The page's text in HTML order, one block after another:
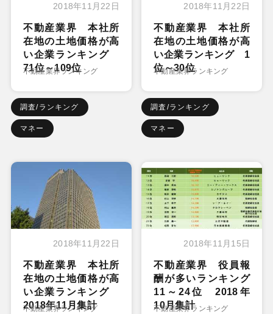
2018年11月22日
不動産業界 本社所
在地の土地価格が高
い企業ランキング
71位～109位
不動産業界ランキング
調査/ランキング
マネー
2018年11月22日
不動産業界 本社所
在地の土地価格が高
い企業ランキング 1
位～30位
不動産業界ランキング
調査/ランキング
マネー
2018年11月22日
不動産業界 本社所
在地の土地価格が高
い企業ランキング
2018年11月集計
不動産業界ランキング
2018年11月15日
不動産業界 役員報
酬が多いランキング
11～24位 2018年
10月集計
不動産業界ランキング